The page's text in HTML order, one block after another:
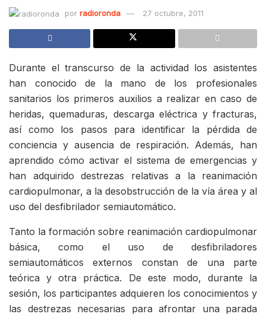
por radioronda 27 octubre, 2011
Durante el transcurso de la actividad los asistentes
han conocido de la mano de los profesionales
sanitarios los primeros auxilios a realizar en caso de
heridas, quemaduras, descarga eléctrica y fracturas,
así como los pasos para identificar la pérdida de
conciencia y ausencia de respiración. Además, han
aprendido cómo activar el sistema de emergencias y
han adquirido destrezas relativas a la reanimación
cardiopulmonar, a la desobstrucción de la vía área y al
uso del desfibrilador semiautomático.
Tanto la formación sobre reanimación cardiopulmonar
básica, como el uso de desfibriladores
semiautomáticos externos constan de una parte
teórica y otra práctica. De este modo, durante la
sesión, los participantes adquieren los conocimientos y
las destrezas necesarias para afrontar una parada